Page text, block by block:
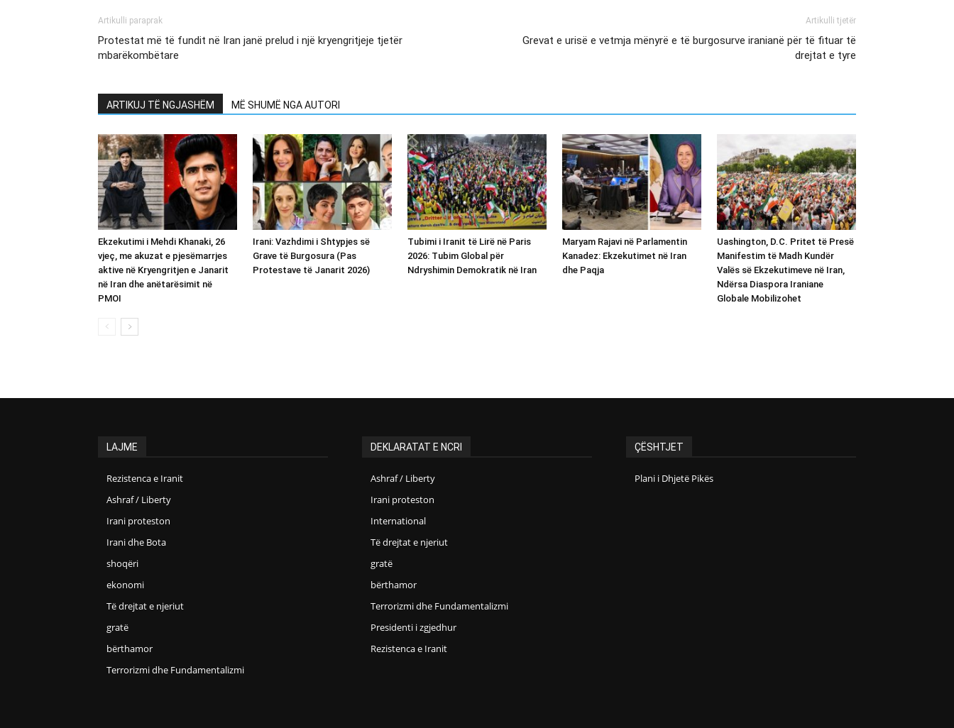
Artikulli paraprak
Protestat më të fundit në Iran janë prelud i një kryengritjeje tjetër
mbarëkombëtare
Artikulli tjetër
Grevat e urisë e vetmja mënyrë e të burgosurve iranianë për të fituar të
drejtat e tyre
ARTIKUJ TË NGJASHËM MË SHUMË NGA AUTORI
Ekzekutimi i Mehdi Khanaki, 26
vjeç, me akuzat e pjesëmarrjes
aktive në Kryengritjen e Janarit
në Iran dhe anëtarësimit në
PMOI
Irani: Vazhdimi i Shtypjes së
Grave të Burgosura (Pas
Protestave të Janarit 2026)
Tubimi i Iranit të Lirë në Paris
2026: Tubim Global për
Ndryshimin Demokratik në Iran
Maryam Rajavi në Parlamentin
Kanadez: Ekzekutimet në Iran
dhe Paqja
Uashington, D.C. Pritet të Presë
Manifestim të Madh Kundër
Valës së Ekzekutimeve në Iran,
Ndërsa Diaspora Iraniane
Globale Mobilizohet
LAJME
Rezistenca e Iranit
Ashraf / Liberty
Irani proteston
Irani dhe Bota
shoqëri
ekonomi
Të drejtat e njeriut
gratë
bërthamor
Terrorizmi dhe Fundamentalizmi
DEKLARATAT E NCRI
Ashraf / Liberty
Irani proteston
International
Të drejtat e njeriut
gratë
bërthamor
Terrorizmi dhe Fundamentalizmi
Presidenti i zgjedhur
Rezistenca e Iranit
ÇËSHTJET
Plani i Dhjetë Pikës